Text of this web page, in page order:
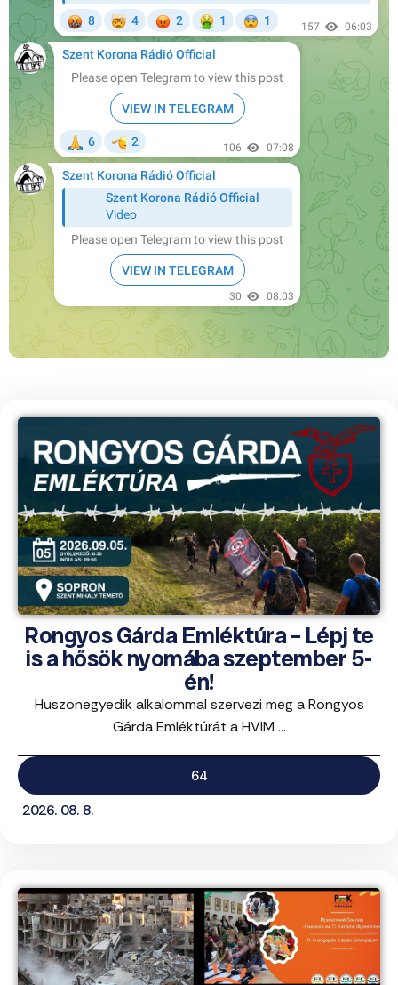
Rongyos Gárda Emléktúra – Lépj te
is a hősök nyomába szeptember 5-
én!
Huszonegyedik alkalommal szervezi meg a Rongyos
Gárda Emléktúrát a HVIM ...
64
2026. 08. 8.